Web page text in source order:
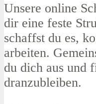
Unsere online
dir eine feste
schaffst du es,
arbeiten.
du dich aus und
dranzubleiben.